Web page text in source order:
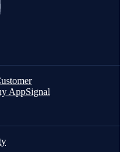
AppSignal